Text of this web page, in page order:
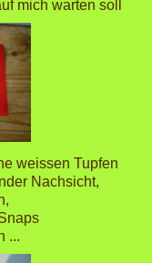
mich warten soll
weissen Tupfen
Nachsicht,
...